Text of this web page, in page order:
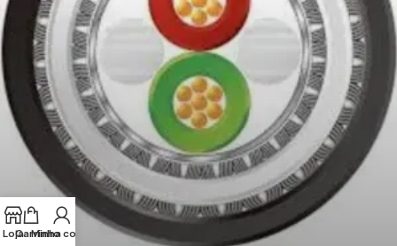
LojaCarrinho
Minha conta